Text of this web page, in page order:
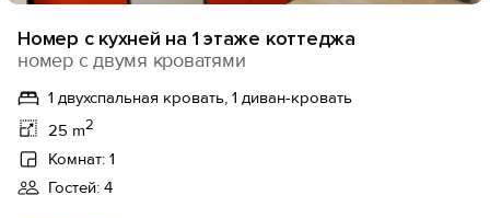
Номер с кухней на 1 этаже коттеджа
номер с двумя кроватями
1 двухспальная кровать, 1 диван-кровать
25 m2
Комнат: 1
Гостей: 4